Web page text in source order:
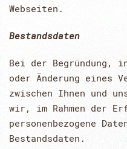
Webseiten.
Bestandsdaten
Bei der Begründung,
oder Änderung eines
zwischen Ihnen und
wir, im Rahmen der
personenbezogene
Bestandsdaten.